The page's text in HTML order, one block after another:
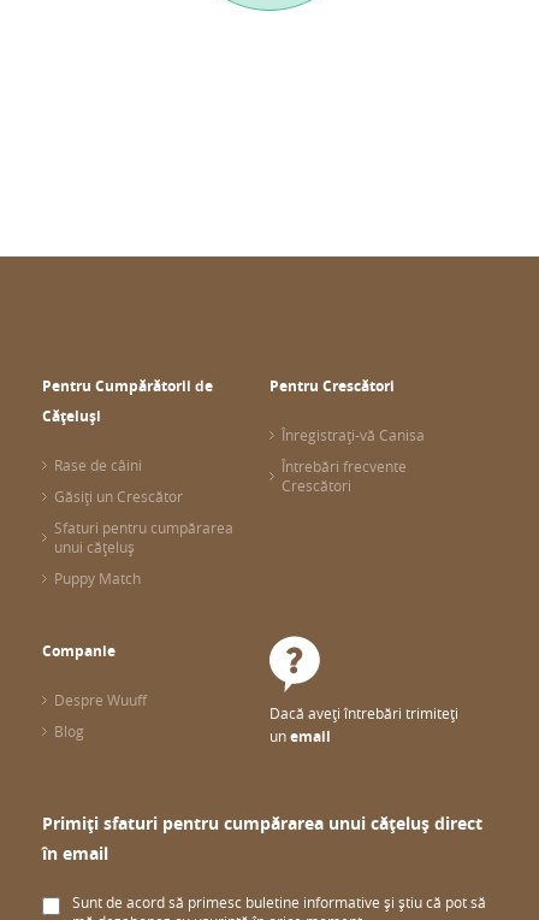
Pentru Cumpărătorii de
Cățeluși
Rase de câini
Găsiți un Crescător
Sfaturi pentru cumpărarea
unui cățeluș
Puppy Match
Pentru Crescători
Înregistrați-vă Canisa
Întrebări frecvente
Crescători
Companie
Despre Wuuff
Blog
Dacă aveți întrebări trimiteți
unemail
Primiți sfaturi pentru cumpărarea unui cățeluș direct
în email
Sunt de acord să primesc buletine informative și știu că pot să